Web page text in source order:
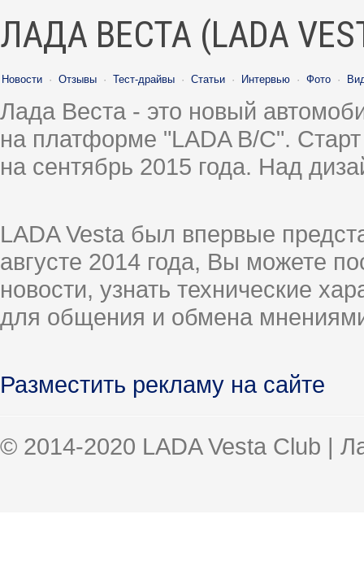
ЛАДА ВЕСТА (LADA
Новости · Отзывы · Тест-драйвы · Статьи · Интервью · Фото ·
Лада Веста - это новый
на платформе "LADA B/C".
на сентябрь 2015 года. Над
LADA Vesta был впервые
августе 2014 года, Вы можете
новости, узнать технические
для общения и обмена
Разместить рекламу на сайте
© 2014-2020 LADA Vesta Club |